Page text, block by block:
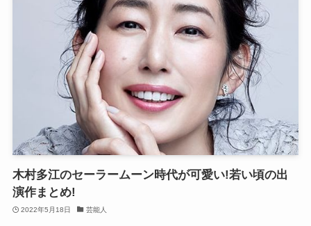
木村多江のセーラームーン時代が可愛い!若い頃の出
演作まとめ!
2022年5月18日 芸能人